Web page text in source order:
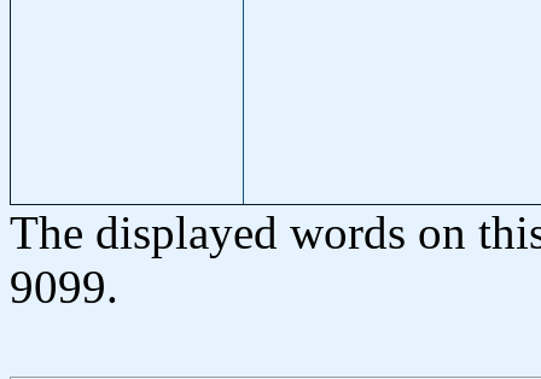
The displayed words on
9099.